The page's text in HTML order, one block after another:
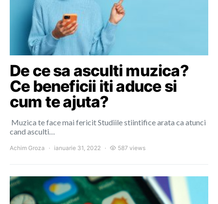
De ce sa asculti muzica?
Ce beneficii iti aduce si
cum te ajuta?
Muzica te face mai fericit Studiile stiintifice arata ca atunci
cand asculti…
Achim Groza ianuarie 31, 2022 587 views